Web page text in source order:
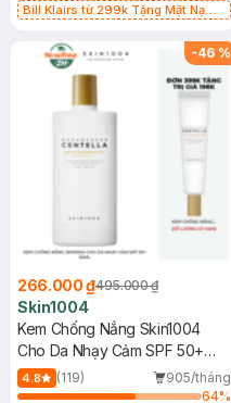
Bill Klairs từ 299k Tặng Mặt Nạ
25ml (SL Có Hạn)
-46 %
266.000 ₫495.000 ₫
Skin1004
Kem Chống Nắng Skin1004
Cho Da Nhạy Cảm SPF 50+
50ml
4.8 (119)
905/tháng
64%